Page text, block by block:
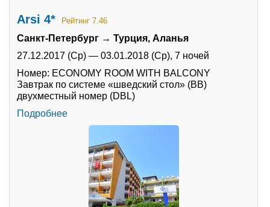
Arsi 4* Рейтинг 7.46
Санкт-Петербург → Турция, Аланья
27.12.2017 (Ср) — 03.01.2018 (Ср), 7 ночей
Номер: ECONOMY ROOM WITH BALCONY
Завтрак по системе «шведский стол» (BB)
двухместный номер (DBL)
Подробнее